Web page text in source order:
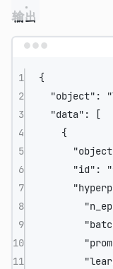
输出
1
{
2
"object":
3
"data":
[
4
{
5
6
"id":
7
8
9
10
11